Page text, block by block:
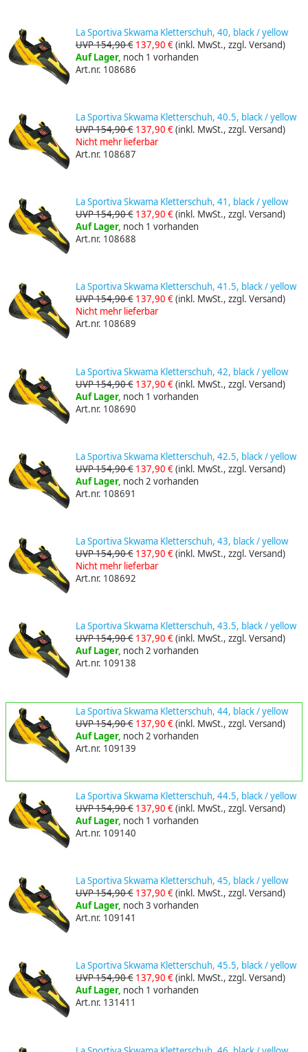
La Sportiva Skwama Kletterschuh, 40, black / yellow
UVP 154,90 € 137,90 €(inkl. MwSt., zzgl. Versand)
Auf Lager, noch 1 vorhanden
Art.nr. 108686
La Sportiva Skwama Kletterschuh, 40.5, black / yellow
UVP 154,90 € 137,90 €(inkl. MwSt., zzgl. Versand)
Nicht mehr lieferbar
Art.nr. 108687
La Sportiva Skwama Kletterschuh, 41, black / yellow
UVP 154,90 € 137,90 €(inkl. MwSt., zzgl. Versand)
Auf Lager, noch 1 vorhanden
Art.nr. 108688
La Sportiva Skwama Kletterschuh, 41.5, black / yellow
UVP 154,90 € 137,90 €(inkl. MwSt., zzgl. Versand)
Nicht mehr lieferbar
Art.nr. 108689
La Sportiva Skwama Kletterschuh, 42, black / yellow
UVP 154,90 € 137,90 €(inkl. MwSt., zzgl. Versand)
Auf Lager, noch 1 vorhanden
Art.nr. 108690
La Sportiva Skwama Kletterschuh, 42.5, black / yellow
UVP 154,90 € 137,90 €(inkl. MwSt., zzgl. Versand)
Auf Lager, noch 2 vorhanden
Art.nr. 108691
La Sportiva Skwama Kletterschuh, 43, black / yellow
UVP 154,90 € 137,90 €(inkl. MwSt., zzgl. Versand)
Nicht mehr lieferbar
Art.nr. 108692
La Sportiva Skwama Kletterschuh, 43.5, black / yellow
UVP 154,90 € 137,90 €(inkl. MwSt., zzgl. Versand)
Auf Lager, noch 2 vorhanden
Art.nr. 109138
La Sportiva Skwama Kletterschuh, 44, black / yellow
UVP 154,90 € 137,90 €(inkl. MwSt., zzgl. Versand)
Auf Lager, noch 2 vorhanden
Art.nr. 109139
La Sportiva Skwama Kletterschuh, 44.5, black / yellow
UVP 154,90 € 137,90 €(inkl. MwSt., zzgl. Versand)
Auf Lager, noch 1 vorhanden
Art.nr. 109140
La Sportiva Skwama Kletterschuh, 45, black / yellow
UVP 154,90 € 137,90 €(inkl. MwSt., zzgl. Versand)
Auf Lager, noch 3 vorhanden
Art.nr. 109141
La Sportiva Skwama Kletterschuh, 45.5, black / yellow
UVP 154,90 € 137,90 €(inkl. MwSt., zzgl. Versand)
Auf Lager, noch 1 vorhanden
Art.nr. 131411